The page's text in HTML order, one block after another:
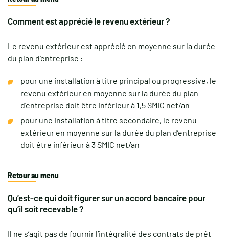
Comment est apprécié le revenu extérieur ?
Le revenu extérieur est apprécié en moyenne sur la durée
du plan d’entreprise :
pour une installation à titre principal ou progressive, le
revenu extérieur en moyenne sur la durée du plan
d’entreprise doit être inférieur à 1,5 SMIC net/an
pour une installation à titre secondaire, le revenu
extérieur en moyenne sur la durée du plan d’entreprise
doit être inférieur à 3 SMIC net/an
Retour au menu
Qu’est-ce qui doit figurer sur un accord bancaire pour
qu’il soit recevable ?
Il ne s’agit pas de fournir l’intégralité des contrats de prêt